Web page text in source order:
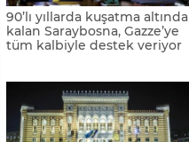
90’lı yıllarda kuşatma altında
kalan Saraybosna, Gazze’ye
tüm kalbiyle destek veriyor